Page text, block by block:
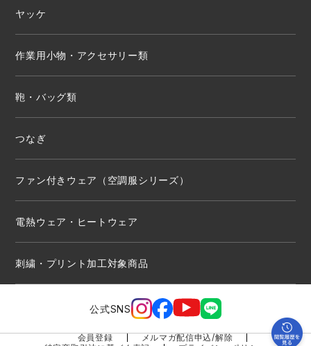
ヤッケ
作業用小物・アクセサリー類
鞄・バッグ類
つなぎ
ファン付きウェア（空調服シリーズ）
電熱ウェア・ヒートウェア
刺繍・プリント加工対象商品
公式SNS
会員登録
メルマガ配信申込/解除